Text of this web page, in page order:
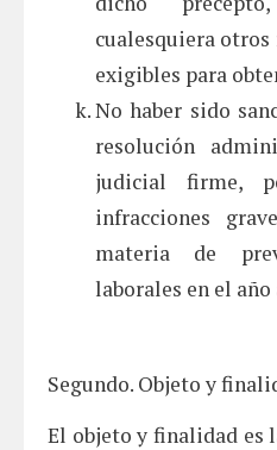
cualesquiera
exigibles para
No haber sido
resolución
judicial firme,
infracciones
materia de
laborales en el
Segundo. Objeto y
El objeto y finalidad es